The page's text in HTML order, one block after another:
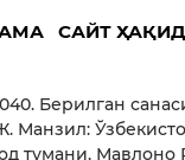
САЙТ
Берилган
Манзил:
тумани, Мавлоно